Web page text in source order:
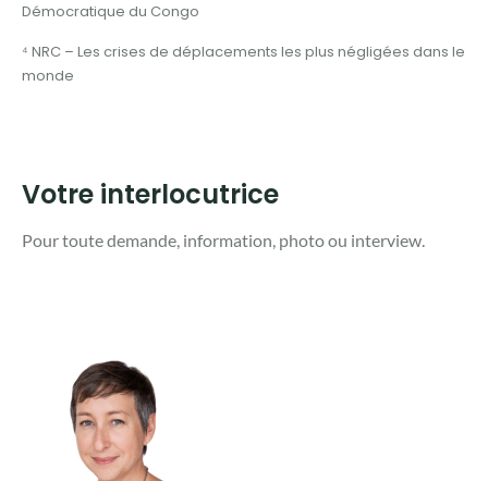
Démocratique du Congo
⁴ NRC – Les crises de déplacements les plus négligées dans le
monde
Votre interlocutrice
Pour toute demande, information, photo ou interview. ​